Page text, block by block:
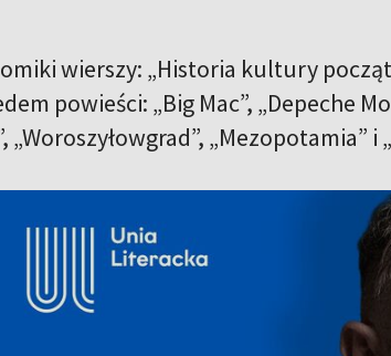
wierszy: „Historia kultury
powieści: „Big Mac”, „Depeche
„Mezopotamia” i